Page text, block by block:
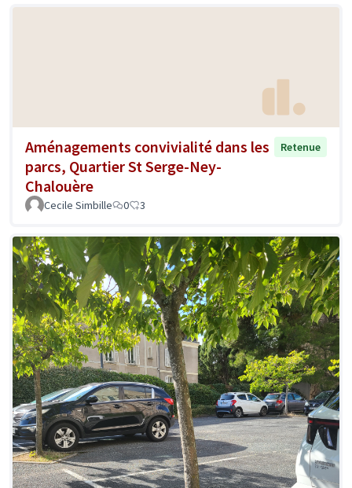
Aménagements convivialité dans les
parcs, Quartier St Serge-Ney-
Chalouère
Retenue
Cecile Simbille 0 3